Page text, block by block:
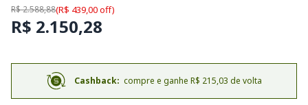
R$ 2.588,88(R$ 439,00 off)
R$ 2.150,28
Cashback: compre e ganhe R$ 215,03 de volta